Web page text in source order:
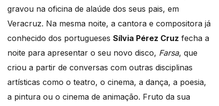
gravou na oficina de alaúde dos seus pais, em
Veracruz. Na mesma noite, a cantora e compositora já
conhecido dos portugueses Sílvia Pérez Cruz fecha a
noite para apresentar o seu novo disco, Farsa, que
criou a partir de conversas com outras disciplinas
artísticas como o teatro, o cinema, a dança, a poesia,
a pintura ou o cinema de animação. Fruto da sua